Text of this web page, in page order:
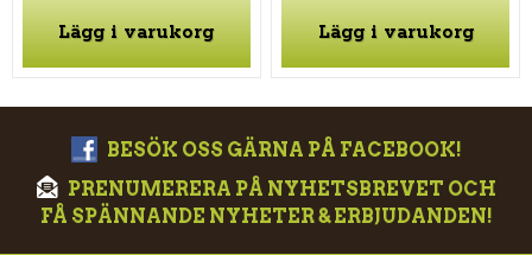
Lägg i varukorg Lägg i varukorg
BESÖK OSS GÄRNA PÅ FACEBOOK!
PRENUMERERA PÅ NYHETSBREVET OCH
FÅ SPÄNNANDE NYHETER & ERBJUDANDEN!